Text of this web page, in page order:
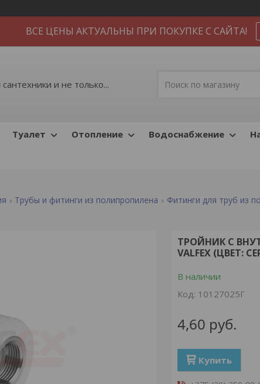
ВСЕ ЦЕНЫ АКТУАЛЬНЫ ПРИ ПОКУПКЕ С САЙТА!
сантехники и не только...
Туалет Отопление Водоснабжение
Трубы и фитинги из полипропилена Фитинги для труб из
ТРОЙНИК С
VALFEX (ЦВЕТ:
В наличии
Код: 10127025Г
4,60 руб.
Купить